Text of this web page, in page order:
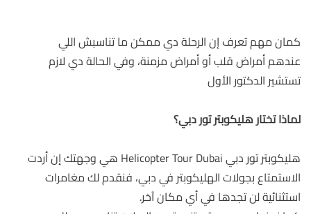
كمان مهم تعرف إن الرحلة دي ممكن ما تناسبش اللي
عندهم أمراض قلب أو أمراض مزمنة، وفي الحالة دي لازم
تستشير الدكتور الأول
لماذا تختار هليكوبتر تور دبي؟
هليكوبتر تور دبي Helicopter Tour Dubai هي وجهتك إن أردت
الاستمتاع بجولات الهليكوبتر في دبي، فنقدم لك مغامرات
استثنائية لن تجدها في أي مكان آخر.